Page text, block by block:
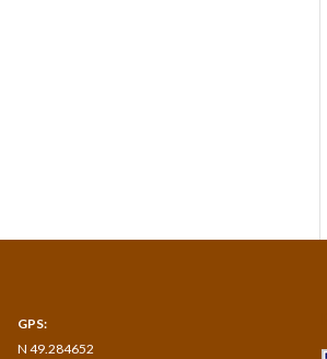
GPS:
N 49.284652